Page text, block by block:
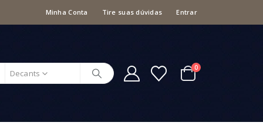
Minha Conta Tire suas dúvidas Entrar
Decants
0